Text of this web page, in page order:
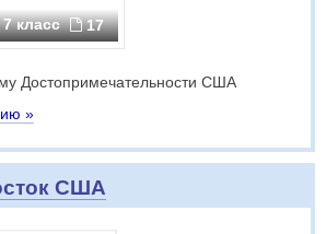
7 класс 17
Достопримечательности США
»
США